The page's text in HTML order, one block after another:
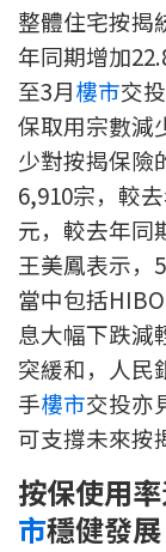
公司動態
按市新聞
統計數據庫
按揭快趣智識
按揭智庫
樓按專欄
按揭百科
實時銀行資訊
裝修·保險優惠
整體住宅按揭
年同期增加
至3月樓市交
保取用宗數減
少對按揭保險
6,910宗，較
元，較去年同
王美鳳表示，
當中包括
息大幅下跌減
突緩和，人民
手樓市交投亦
可支撐未來按
按保使用
市穩健發展